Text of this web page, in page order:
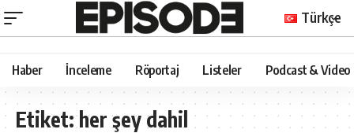
Türkçe
Haber İnceleme Röportaj Listeler Podcast & Video
Etiket:her şey dahil